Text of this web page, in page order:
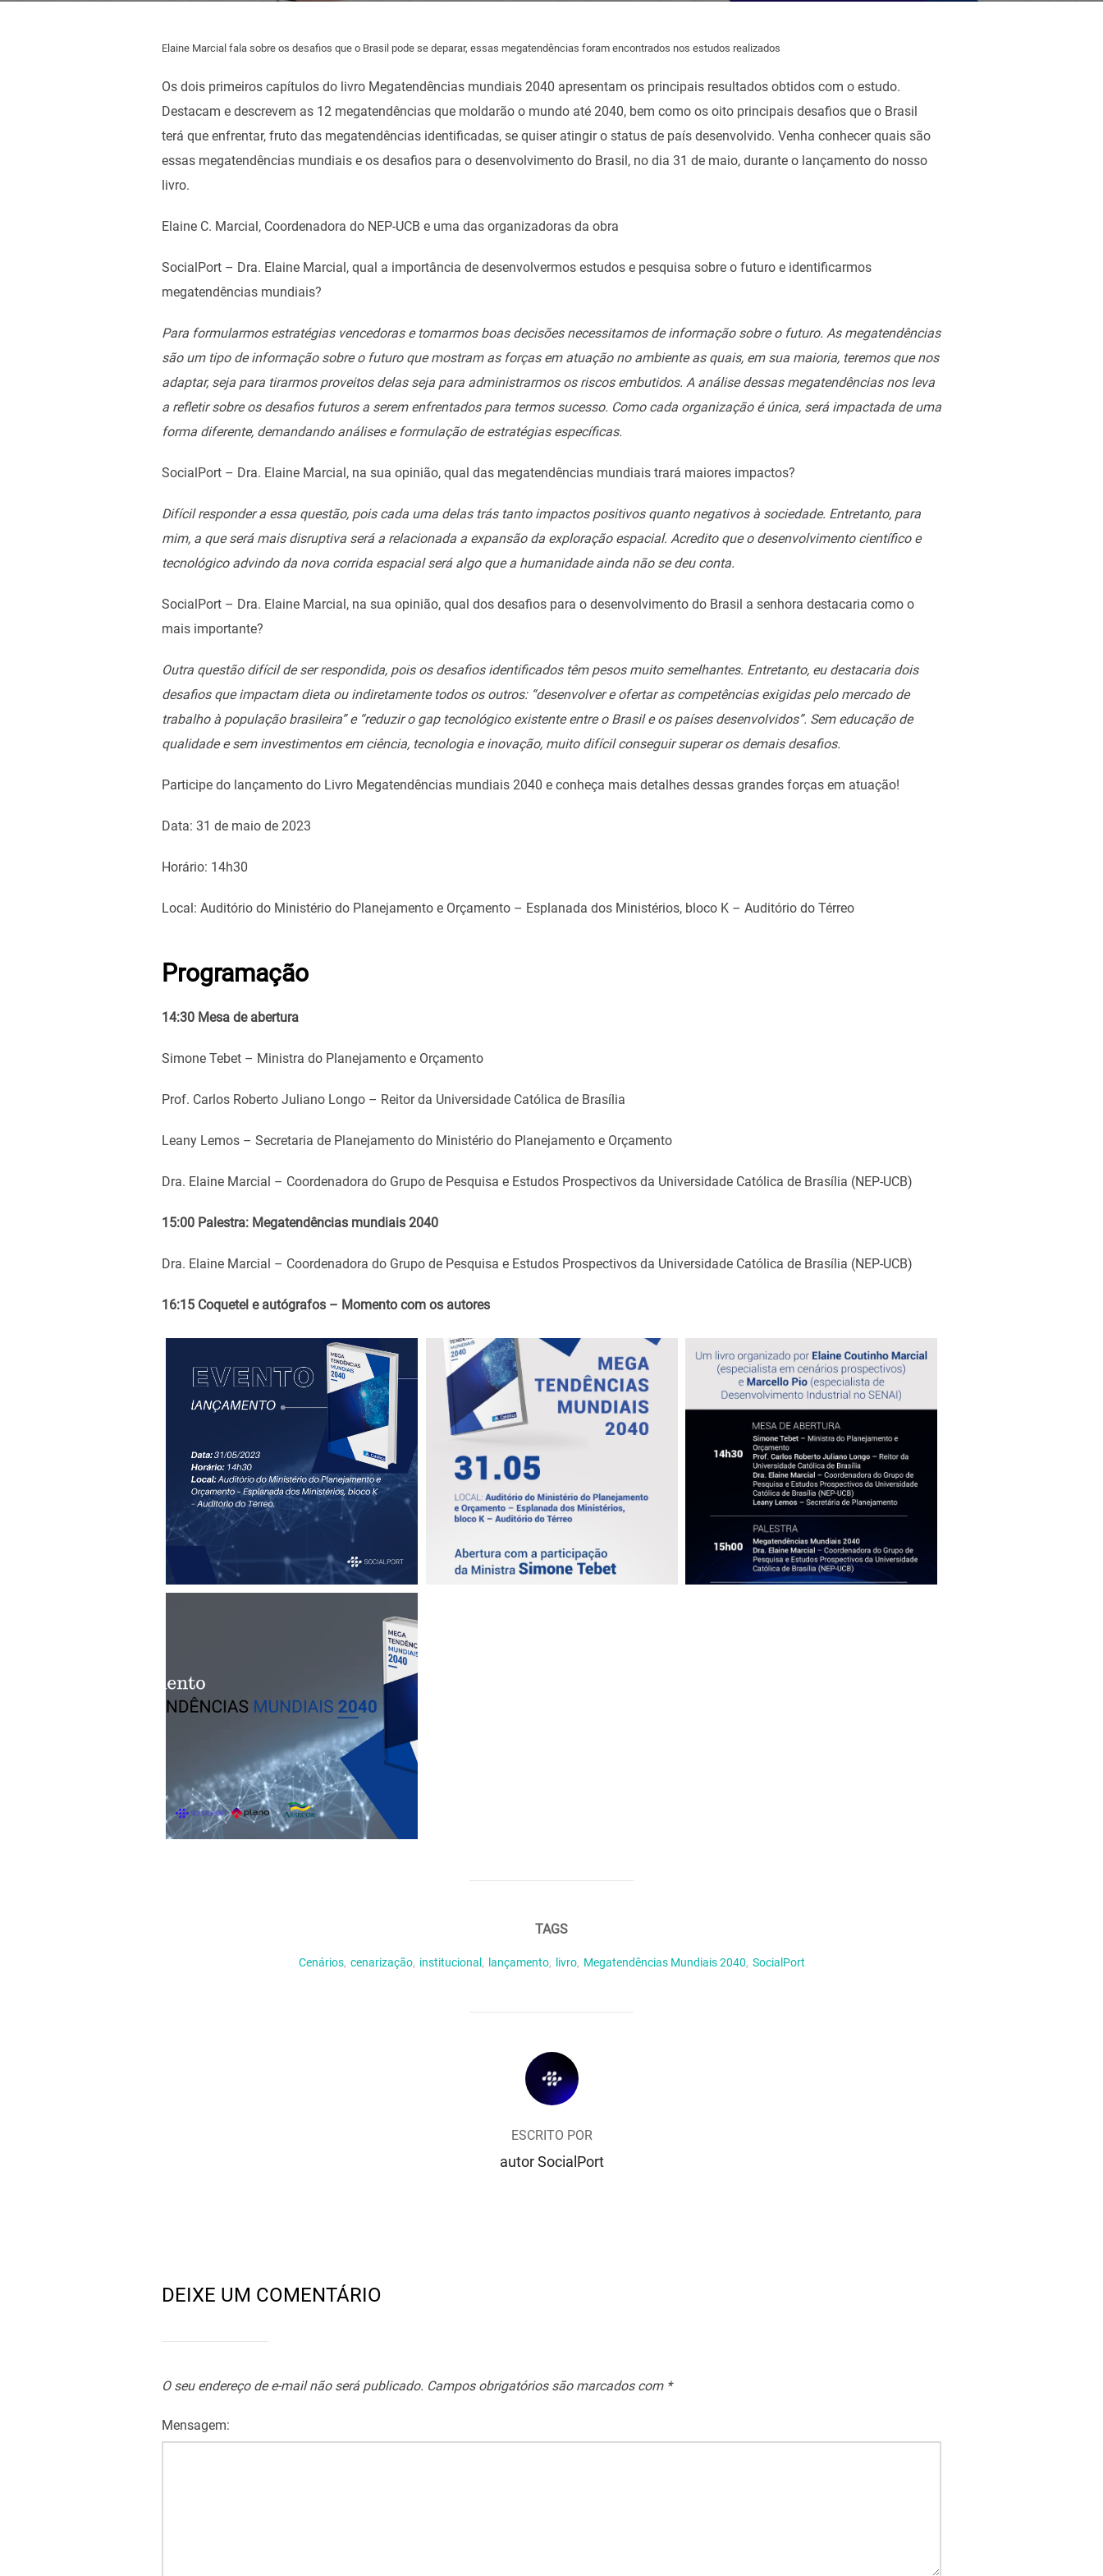
Elaine Marcial fala sobre os desafios que o Brasil pode se deparar, essas megatendências foram encontrados nos estudos realizados
Os dois primeiros capítulos do livro Megatendências mundiais 2040 apresentam os principais resultados obtidos com o estudo.
Destacam e descrevem as 12 megatendências que moldarão o mundo até 2040, bem como os oito principais desafios que o Brasil
terá que enfrentar, fruto das megatendências identificadas, se quiser atingir o status de país desenvolvido. Venha conhecer quais são
essas megatendências mundiais e os desafios para o desenvolvimento do Brasil, no dia 31 de maio, durante o lançamento do nosso
livro.
Elaine C. Marcial, Coordenadora do NEP-UCB e uma das organizadoras da obra
SocialPort – Dra. Elaine Marcial, qual a importância de desenvolvermos estudos e pesquisa sobre o futuro e identificarmos
megatendências mundiais?
Para formularmos estratégias vencedoras e tomarmos boas decisões necessitamos de informação sobre o futuro. As megatendências
são um tipo de informação sobre o futuro que mostram as forças em atuação no ambiente as quais, em sua maioria, teremos que nos
adaptar, seja para tirarmos proveitos delas seja para administrarmos os riscos embutidos. A análise dessas megatendências nos leva
a refletir sobre os desafios futuros a serem enfrentados para termos sucesso. Como cada organização é única, será impactada de uma
forma diferente, demandando análises e formulação de estratégias específicas.
SocialPort – Dra. Elaine Marcial, na sua opinião, qual das megatendências mundiais trará maiores impactos?
Difícil responder a essa questão, pois cada uma delas trás tanto impactos positivos quanto negativos à sociedade. Entretanto, para
mim, a que será mais disruptiva será a relacionada a expansão da exploração espacial. Acredito que o desenvolvimento científico e
tecnológico advindo da nova corrida espacial será algo que a humanidade ainda não se deu conta.
SocialPort – Dra. Elaine Marcial, na sua opinião, qual dos desafios para o desenvolvimento do Brasil a senhora destacaria como o
mais importante?
Outra questão difícil de ser respondida, pois os desafios identificados têm pesos muito semelhantes. Entretanto, eu destacaria dois
desafios que impactam dieta ou indiretamente todos os outros: “desenvolver e ofertar as competências exigidas pelo mercado de
trabalho à população brasileira” e “reduzir o gap tecnológico existente entre o Brasil e os países desenvolvidos”. Sem educação de
qualidade e sem investimentos em ciência, tecnologia e inovação, muito difícil conseguir superar os demais desafios.
Participe do lançamento do Livro Megatendências mundiais 2040 e conheça mais detalhes dessas grandes forças em atuação!
Data: 31 de maio de 2023
Horário: 14h30
Local: Auditório do Ministério do Planejamento e Orçamento – Esplanada dos Ministérios, bloco K – Auditório do Térreo
Programação
14:30 Mesa de abertura
Simone Tebet – Ministra do Planejamento e Orçamento
Prof. Carlos Roberto Juliano Longo – Reitor da Universidade Católica de Brasília
Leany Lemos – Secretaria de Planejamento do Ministério do Planejamento e Orçamento
Dra. Elaine Marcial – Coordenadora do Grupo de Pesquisa e Estudos Prospectivos da Universidade Católica de Brasília (NEP-UCB)
15:00 Palestra: Megatendências mundiais 2040
Dra. Elaine Marcial – Coordenadora do Grupo de Pesquisa e Estudos Prospectivos da Universidade Católica de Brasília (NEP-UCB)
16:15 Coquetel e autógrafos – Momento com os autores
TAGS
Cenários, cenarização, institucional , lançamento, livro, Megatendências Mundiais 2040, SocialPort
AUTOR DO POST
ESCRITO POR
autor SocialPort
DEIXE UM COMENTÁRIO
O seu endereço de e-mail não será publicado. Campos obrigatórios são marcados com *
Mensagem: